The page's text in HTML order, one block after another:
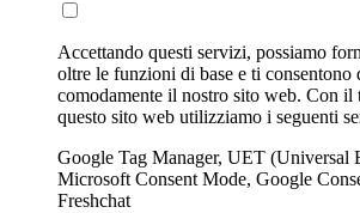
Accettando questi servizi, possiamo
oltre le funzioni di base e ti consentono
comodamente il nostro sito web. Con il
questo sito web utilizziamo i seguenti
Google Tag Manager, UET (Universal
Microsoft Consent Mode, Google
Freshchat